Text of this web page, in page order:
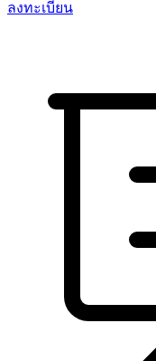
ลงทะเบียน